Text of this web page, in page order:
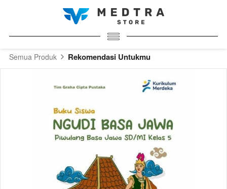
Semua Produk Rekomendasi Untukmu